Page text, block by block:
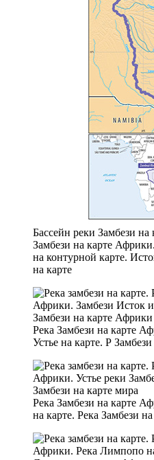
Бассейн реки Замбези на
Замбези на карте
на контурной карте.
на карте
Река Замбези на карте
Устье на карте. Р
Река Замбези на карте
на карте. Река Замбези